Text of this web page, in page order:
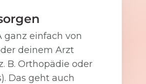
ganz einfach von
deinem Arzt
B. Orthopädie oder
Das geht auch